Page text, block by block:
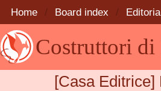
Costruttori
Home Board index Editoria
[Casa Editrice]